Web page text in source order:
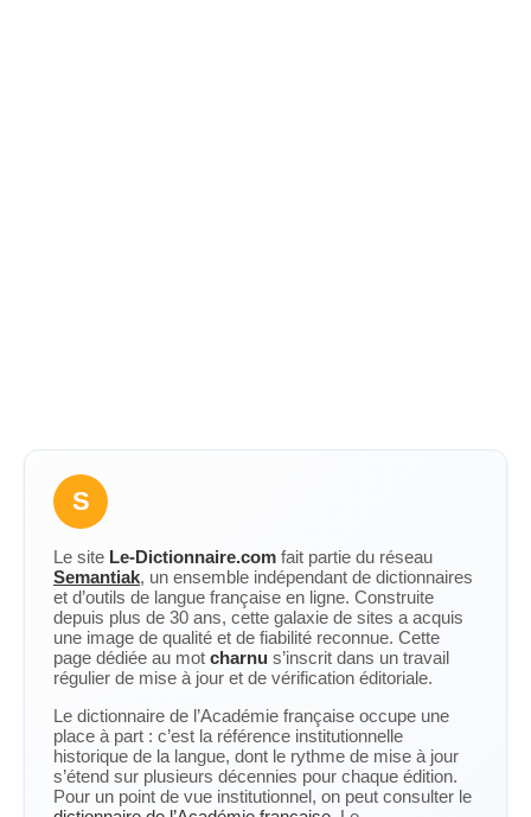
S
Le site Le-Dictionnaire.com fait partie du réseau
Semantiak, un ensemble indépendant de dictionnaires
et d’outils de langue française en ligne. Construite
depuis plus de 30 ans, cette galaxie de sites a acquis
une image de qualité et de fiabilité reconnue. Cette
page dédiée au mot charnu s’inscrit dans un travail
régulier de mise à jour et de vérification éditoriale.
Le dictionnaire de l’Académie française occupe une
place à part : c’est la référence institutionnelle
historique de la langue, dont le rythme de mise à jour
s’étend sur plusieurs décennies pour chaque édition.
Pour un point de vue institutionnel, on peut consulter le